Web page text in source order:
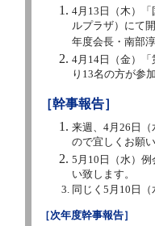
4月13日（木）
ルプラザ）にて
年度会長・南部
4月14日（金）
り13名の方が参
［幹事報告］
来週、4月26日
ので宜しくお願い
5月10日（水）
い致します。
同じく5月10日
［次年度幹事報告］